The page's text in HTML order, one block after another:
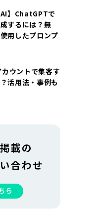
AI】ChatGPTで
するには？無
用したプロンプ
ウントで集客す
活用法・事例も